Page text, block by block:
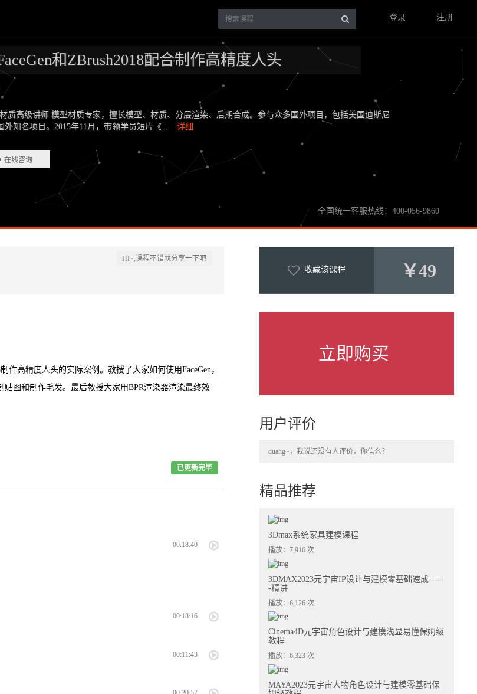
登录 注册
和ZBrush2018配合制作高精度人头
质高级讲师 模型材质专家，擅长模型、材质、分层渲染、后期合成。参与众多国外项目，包括美国迪斯尼
外知名项目。2015年11月，带领学员短片《… 详细
在线咨询
全国统一客服热线：400-056-9860
HI~,课程不错就分享一下吧
作高精度人头的实际案例。教授了大家如何使用FaceGen，
图和制作毛发。最后教授大家用BPR渲染器渲染最终效
已更新完毕
00:18:40
00:18:16
00:11:43
收藏该课程 ￥49
立即购买
用户评价
duang~，我说还没有人评价，你信么？
精品推荐
3Dmax系统家具建模课程
播放：7,916 次
3DMAX2023元宇宙IP设计与建模零基础速成-----
-精讲
播放：6,126 次
Cinema4D元宇宙角色设计与建模浅显易懂保姆级
教程
播放：6,323 次
MAYA2023元宇宙人物角色设计与建模零基础保